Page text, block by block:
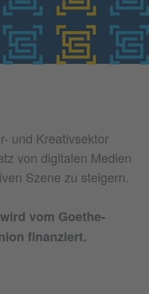
und Kreativsektor
von digitalen Medien
Szene zu steigern.
vom Goethe-
finanziert.